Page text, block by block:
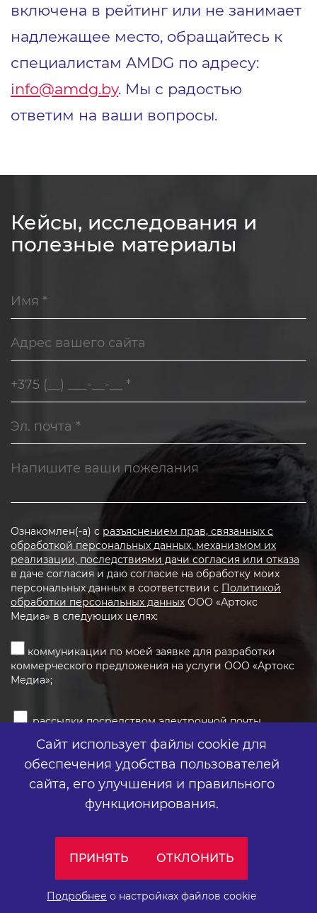
включена в рейтинг или не занимает
надлежащее место, обращайтесь к
специалистам AMDG по адресу:
info@amdg.by. Мы с радостью
ответим на ваши вопросы.
Кейсы, исследования и
полезные материалы
Ознакомлен(-а) с разъяснением прав, связанных с
обработкой персональных данных, механизмом их
реализации, последствиями дачи согласия или отказа
в даче согласия и даю согласие на обработку моих
персональных данных в соответствии с Политикой
обработки персональных данных ООО «Артокс
Медиа» в следующих целях:
коммуникации по моей заявке для разработки
коммерческого предложения на услуги ООО «Артокс
Медиа»;
рассылки посредством электронной почты
информационных сообщений об акциях и специальных
предложениях, информационных сообщений о
предстоящих мероприятиях и исследованиях ООО
«Артокс Медиа», приглашений принять участие в
рекламных активностях ООО «Артокс Медиа».
Сайт использует файлы cookie для
обеспечения удобства пользователей
сайта, его улучшения и правильного
функционирования.
ПРИНЯТЬ ОТКЛОНИТЬ
Подробнее о настройках файлов cookie